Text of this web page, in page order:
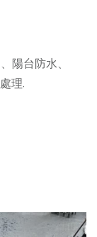
陽台防水、
理.